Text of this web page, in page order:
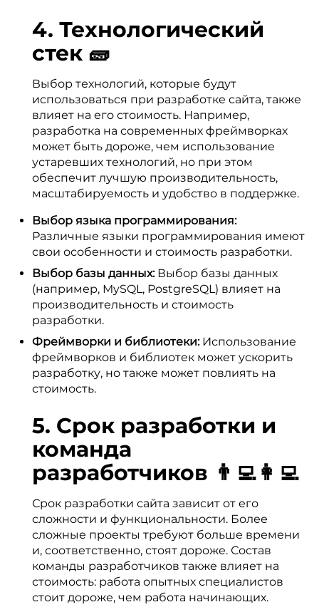
4. Технологический
стек 🧱
Выбор технологий, которые будут
использоваться при разработке сайта, также
влияет на его стоимость. Например,
разработка на современных фреймворках
может быть дороже, чем использование
устаревших технологий, но при этом
обеспечит лучшую производительность,
масштабируемость и удобство в поддержке.
Выбор языка программирования:
Различные языки программирования имеют
свои особенности и стоимость разработки.
Выбор базы данных:Выбор базы данных
(например, MySQL, PostgreSQL) влияет на
производительность и стоимость
разработки.
Фреймворки и библиотеки:Использование
фреймворков и библиотек может ускорить
разработку, но также может повлиять на
стоимость.
5. Срок разработки и
команда
разработчиков 👨‍💻👩‍💻
Срок разработки сайта зависит от его
сложности и функциональности. Более
сложные проекты требуют больше времени
и, соответственно, стоят дороже. Состав
команды разработчиков также влияет на
стоимость: работа опытных специалистов
стоит дороже, чем работа начинающих.